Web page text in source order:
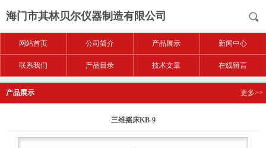
海门市其林贝尔仪器制造有限公司
网站首页 公司简介 产品展示 新闻中心
联系我们 产品目录 技术文章 在线留言
产品展示 更多>>
三维摇床KB-9